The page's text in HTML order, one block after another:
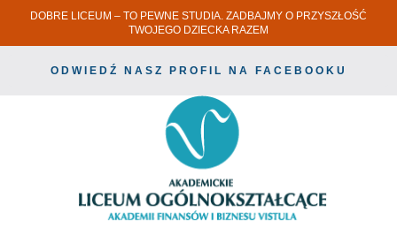
DOBRE LICEUM – TO PEWNE STUDIA. ZADBAJMY O PRZYSZŁOŚĆ
TWOJEGO DZIECKA RAZEM
ODWIEDŹ NASZ PROFIL NA FACEBOOKU